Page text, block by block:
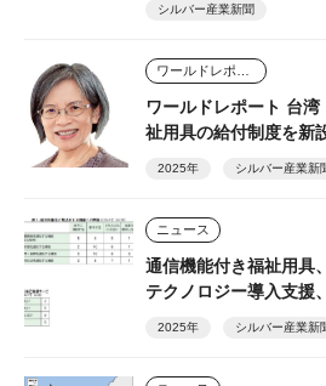
シルバー産業新聞
ワールドレポート 台
祉用具の給付制度を新
2025年 シルバー産業新
ニュース
通信機能付き福祉用
テクノロジー導入支援
2025年 シルバー産業新